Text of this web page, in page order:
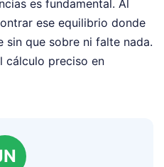
es fundamental. Al
ese equilibrio donde
que sobre ni falte nada.
cálculo preciso en